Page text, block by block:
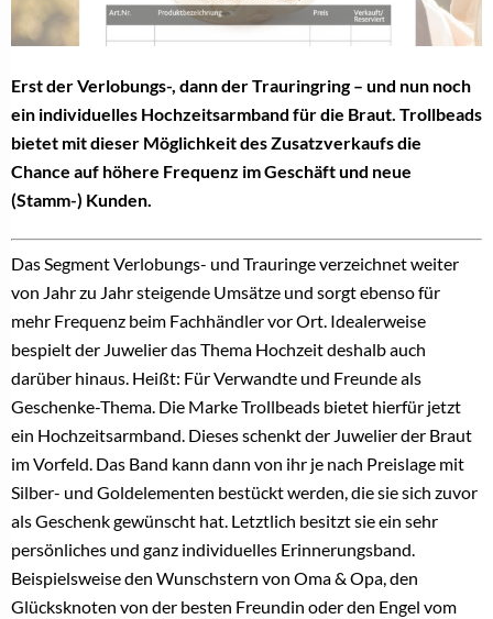
Erst der Verlobungs-, dann der Trauringring – und nun noch
ein individuelles Hochzeitsarmband für die Braut. Trollbeads
bietet mit dieser Möglichkeit des Zusatzverkaufs die
Chance auf höhere Frequenz im Geschäft und neue
(Stamm-) Kunden.
Das Segment Verlobungs- und Trauringe verzeichnet weiter
von Jahr zu Jahr steigende Umsätze und sorgt ebenso für
mehr Frequenz beim Fachhändler vor Ort. Idealerweise
bespielt der Juwelier das Thema Hochzeit deshalb auch
darüber hinaus. Heißt: Für Verwandte und Freunde als
Geschenke-Thema. Die Marke Trollbeads bietet hierfür jetzt
ein Hochzeitsarmband. Dieses schenkt der Juwelier der Braut
im Vorfeld. Das Band kann dann von ihr je nach Preislage mit
Silber- und Goldelementen bestückt werden, die sie sich zuvor
als Geschenk gewünscht hat. Letztlich besitzt sie ein sehr
persönliches und ganz individuelles Erinnerungsband.
Beispielsweise den Wunschstern von Oma & Opa, den
Glücksknoten von der besten Freundin oder den Engel vom